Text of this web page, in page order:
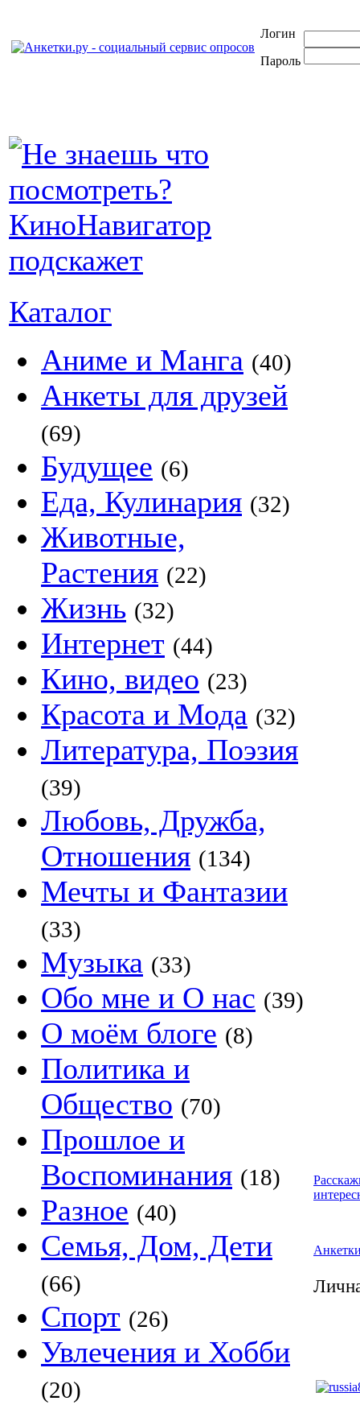
Логин
Пароль
Каталог
Аниме и Манга (40)
Анкеты для друзей
(69)
Будущее (6)
Еда, Кулинария (32)
Животные,
Растения (22)
Жизнь (32)
Интернет (44)
Кино, видео (23)
Красота и Мода (32)
Литература, Поэзия
(39)
Любовь, Дружба,
Отношения (134)
Мечты и Фантазии
(33)
Музыка (33)
Обо мне и О нас (39)
О моём блоге (8)
Политика и
Общество (70)
Прошлое и
Воспоминания (18)
Разное (40)
Семья, Дом, Дети
(66)
Спорт (26)
Увлечения и Хобби
(20)